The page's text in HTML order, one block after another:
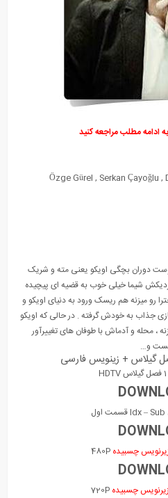
ادامه مطلب مراجعه کنید
Özge Gürel , Serkan Çayoğlu ,
دوران بچگی اویکو یعنی مته و شریک
شیما خیلی خوب به قضیه ای پیچیده
رو میزنه هم ریسک ورود به دنیای اویکو و
جذاب به خودش گرفته . در حالی که اویکو
، محله و آدماش با طوفان های تغییرآور
هست و…
گیلاس + زینویس فارسی
چسبیده 480P
زیرنویس چسبیده